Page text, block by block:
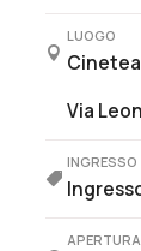

LUOGO
Via

INGRESSO